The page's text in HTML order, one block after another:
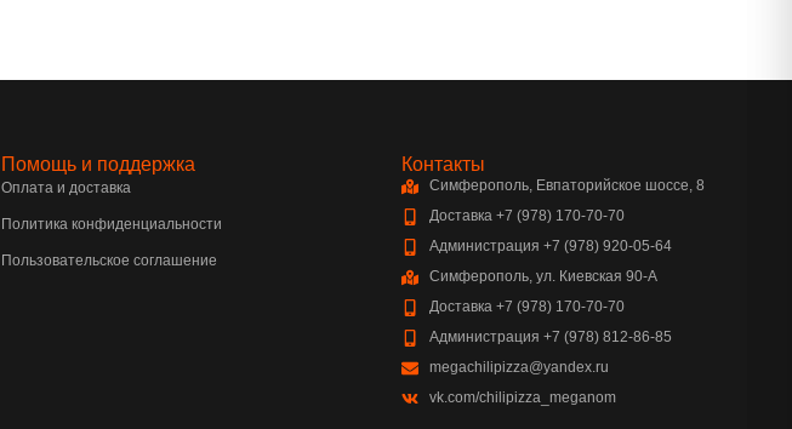
Помощь и поддержка
Оплата и доставка
Политика конфиденциальности
Пользовательское соглашение
Контакты
Симферополь, Евпаторийское шоссе, 8
Доставка +7 (978) 170-70-70
Администрация +7 (978) 920-05-64
Симферополь, ул. Киевская 90-А
Доставка +7 (978) 170-70-70
Администрация +7 (978) 812-86-85
megachilipizza@yandex.ru
vk.com/chilipizza_meganom